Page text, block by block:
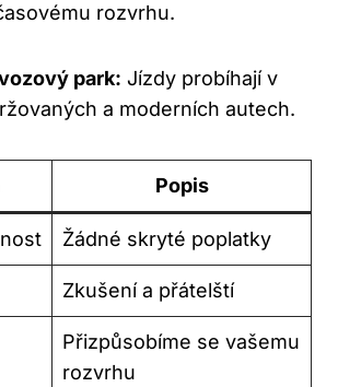
rozvrhu.
park: Jízdy probíhají v
a moderních autech.
Popis
Žádné skryté poplatky
Zkušení a přátelští
Přizpůsobíme se vašemu
rozvrhu